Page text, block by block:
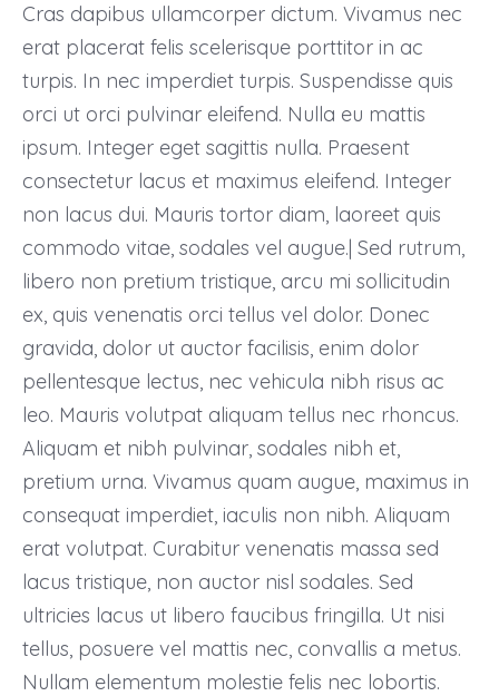
Cras dapibus ullamcorper dictum. Vivamus nec
erat placerat felis scelerisque porttitor in ac
turpis. In nec imperdiet turpis. Suspendisse quis
orci ut orci pulvinar eleifend. Nulla eu mattis
ipsum. Integer eget sagittis nulla. Praesent
consectetur lacus et maximus eleifend. Integer
non lacus dui. Mauris tortor diam, laoreet quis
commodo vitae, sodales vel augue.| Sed rutrum,
libero non pretium tristique, arcu mi sollicitudin
ex, quis venenatis orci tellus vel dolor. Donec
gravida, dolor ut auctor facilisis, enim dolor
pellentesque lectus, nec vehicula nibh risus ac
leo. Mauris volutpat aliquam tellus nec rhoncus.
Aliquam et nibh pulvinar, sodales nibh et,
pretium urna. Vivamus quam augue, maximus in
consequat imperdiet, iaculis non nibh. Aliquam
erat volutpat. Curabitur venenatis massa sed
lacus tristique, non auctor nisl sodales. Sed
ultricies lacus ut libero faucibus fringilla. Ut nisi
tellus, posuere vel mattis nec, convallis a metus.
Nullam elementum molestie felis nec lobortis.